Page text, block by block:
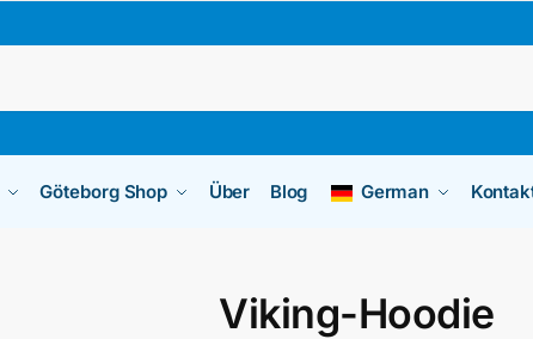
Göteborg Shop Über Blog German
Viking-Hoodie